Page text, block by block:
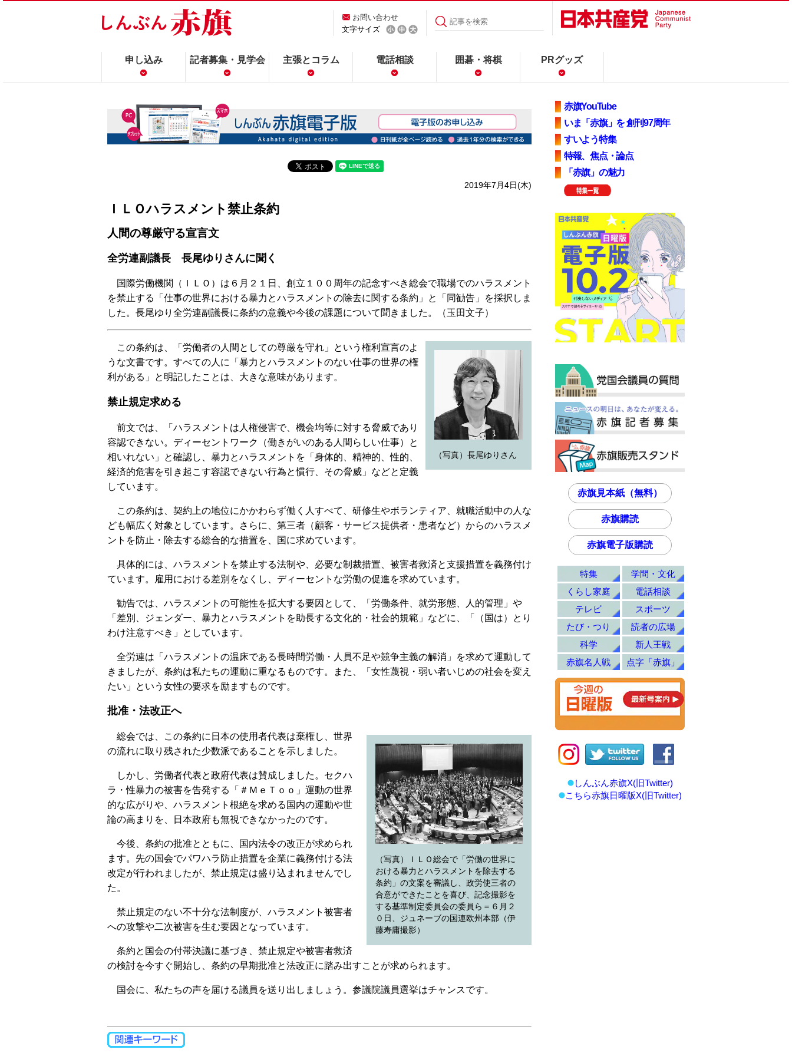
お問い合わせ
文字サイズ
申し込み 記者募集・見学会 主張とコラム 電話相談 囲碁・将棋 PRグッズ
2019年7月4日(木)
ＩＬＯハラスメント禁止条約
人間の尊厳守る宣言文
全労連副議長 長尾ゆりさんに聞く
国際労働機関（ＩＬＯ）は６月２１日、創立１００周年の記念すべき総会で職場でのハラスメント
を禁止する「仕事の世界における暴力とハラスメントの除去に関する条約」と「同勧告」を採択しま
した。長尾ゆり全労連副議長に条約の意義や今後の課題について聞きました。（玉田文子）
（写真）長尾ゆりさん
この条約は、「労働者の人間としての尊厳を守れ」という権利宣言のよ
うな文書です。すべての人に「暴力とハラスメントのない仕事の世界の権
利がある」と明記したことは、大きな意味があります。
禁止規定求める
前文では、「ハラスメントは人権侵害で、機会均等に対する脅威であり
容認できない。ディーセントワーク（働きがいのある人間らしい仕事）と
相いれない」と確認し、暴力とハラスメントを「身体的、精神的、性的、
経済的危害を引き起こす容認できない行為と慣行、その脅威」などと定義
しています。
この条約は、契約上の地位にかかわらず働く人すべて、研修生やボランティア、就職活動中の人な
ども幅広く対象としています。さらに、第三者（顧客・サービス提供者・患者など）からのハラスメ
ントを防止・除去する総合的な措置を、国に求めています。
具体的には、ハラスメントを禁止する法制や、必要な制裁措置、被害者救済と支援措置を義務付け
ています。雇用における差別をなくし、ディーセントな労働の促進を求めています。
勧告では、ハラスメントの可能性を拡大する要因として、「労働条件、就労形態、人的管理」や
「差別、ジェンダー、暴力とハラスメントを助長する文化的・社会的規範」などに、「（国は）とり
わけ注意すべき」としています。
全労連は「ハラスメントの温床である長時間労働・人員不足や競争主義の解消」を求めて運動して
きましたが、条約は私たちの運動に重なるものです。また、「女性蔑視・弱い者いじめの社会を変え
たい」という女性の要求を励ますものです。
批准・法改正へ
（写真）ＩＬＯ総会で「労働の世界に
おける暴力とハラスメントを除去する
条約」の文案を審議し、政労使三者の
合意ができたことを喜び、記念撮影を
する基準制定委員会の委員ら＝６月２
０日、ジュネーブの国連欧州本部（伊
藤寿庸撮影）
総会では、この条約に日本の使用者代表は棄権し、世界
の流れに取り残された少数派であることを示しました。
しかし、労働者代表と政府代表は賛成しました。セクハ
ラ・性暴力の被害を告発する「＃ＭｅＴｏｏ」運動の世界
的な広がりや、ハラスメント根絶を求める国内の運動や世
論の高まりを、日本政府も無視できなかったのです。
今後、条約の批准とともに、国内法令の改正が求められ
ます。先の国会でパワハラ防止措置を企業に義務付ける法
改定が行われましたが、禁止規定は盛り込まれませんでし
た。
禁止規定のない不十分な法制度が、ハラスメント被害者
への攻撃や二次被害を生む要因となっています。
条約と国会の付帯決議に基づき、禁止規定や被害者救済
の検討を今すぐ開始し、条約の早期批准と法改正に踏み出すことが求められます。
国会に、私たちの声を届ける議員を送り出しましょう。参議院議員選挙はチャンスです。
赤旗YouTube
いま「赤旗」を 創刊97周年
すいよう特集
特報、焦点・論点
「赤旗」の魅力
赤旗見本紙（無料）
赤旗購読
赤旗電子版購読
特集
学問・文化
くらし家庭
電話相談
テレビ
スポーツ
たび・つり
読者の広場
科学
新人王戦
赤旗名人戦
点字「赤旗」
しんぶん赤旗X(旧Twitter)
こちら赤旗日曜版X(旧Twitter)